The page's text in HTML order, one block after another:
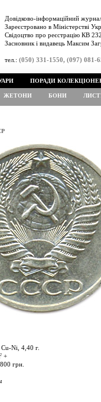
Довідково-інформаційний
Зареєстровано в Міністерстві
Свідоцтво про реєстрацію КВ
Засновник і видавець Максим
тел.: (050) 331-1550, (097) 081-
ПОРАДИ
ЖЕТОНИ БОНИ
Ni, 4,40 г.
+
грн.